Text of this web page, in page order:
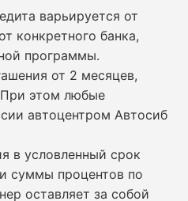
варьируется от
конкретного банка,
программы.
от 2 месяцев,
этом любые
автоцентром Автосиб
в условленный срок
суммы процентов по
оставляет за собой